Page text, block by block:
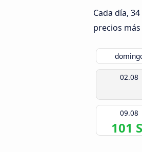
Cada día,
precios
02.08
09.08
101